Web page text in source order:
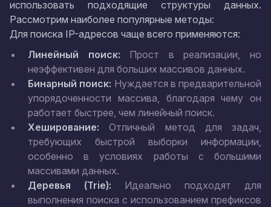
использовать подходящие структуры данных.
Рассмотрим наиболее популярные методы:
Для поиска IP-адресов чаще всего применяются:
Линейный поиск: Прост в реализации, но
неэффективен для больших массивов данных.
Бинарный поиск: Нуждается в предварительной
упорядоченности массива, благодаря чему он
работает быстрее, чем линейный поиск.
Хеширование: Отличный метод для задач,
требующих быстрой выборки информации,
особенно в условиях работы с большими
массивами данных.
Деревья (Trie): Идеально подходят для
выполнения поиска с использованием префиксов